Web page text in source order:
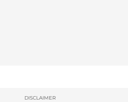
DISCLAIMER